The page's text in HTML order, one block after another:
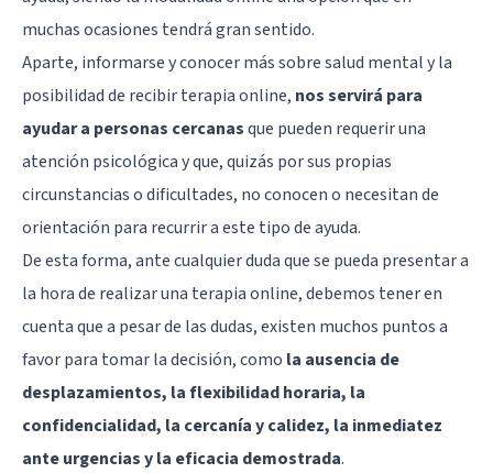
muchas ocasiones tendrá gran sentido.
Aparte, informarse y conocer más sobre salud mental y la
posibilidad de recibir terapia online, nos servirá para
ayudar a personas cercanasque pueden requerir una
atención psicológica y que, quizás por sus propias
circunstancias o dificultades, no conocen o necesitan de
orientación para recurrir a este tipo de ayuda.
De esta forma, ante cualquier duda que se pueda presentar a
la hora de realizar una terapia online, debemos tener en
cuenta que a pesar de las dudas, existen muchos puntos a
favor para tomar la decisión, como la ausencia de
desplazamientos, la flexibilidad horaria, la
confidencialidad, la cercanía y calidez, la inmediatez
ante urgencias y la eficacia demostrada.